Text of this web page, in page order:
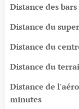
Distance des
Distance du
Distance du
Distance du
Distance de
minutes